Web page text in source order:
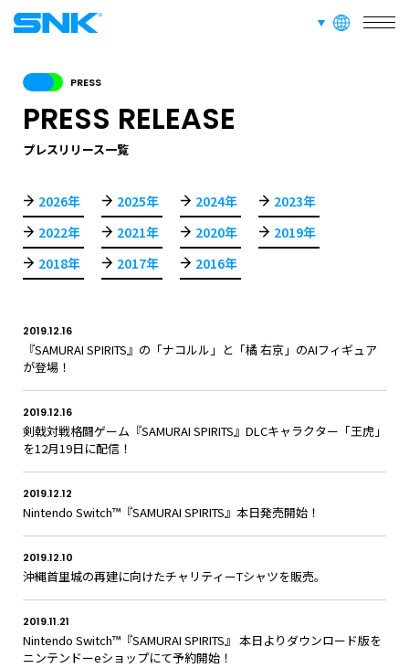
言語切り替え
SERVICE
RECRUIT
採用情報
ABOUT
このサイトについて
JPN
PRESS
PRESS RELEASE
プレスリリース一覧
2026年 2025年 2024年
2023年
2022年
2021年 2020年
2019年
2018年
2017年 2016年
2019.12.16
『SAMURAI SPIRITS』の「ナコルル」と「橘 右京」のAIフィギュア
が登場！
2019.12.16
剣戟対戦格闘ゲーム『SAMURAI SPIRITS』DLCキャラクター「王虎」
を12月19日に配信！
2019.12.12
Nintendo Switch™『SAMURAI SPIRITS』本日発売開始！
2019.12.10
沖縄首里城の再建に向けたチャリティーTシャツを販売。
2019.11.21
Nintendo Switch™『SAMURAI SPIRITS』 本日よりダウンロード版を
ニンテンドーeショップにて予約開始！